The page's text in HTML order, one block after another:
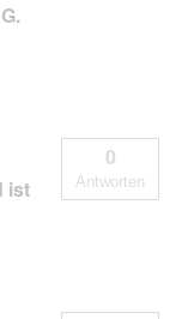
ist
0
Antworten